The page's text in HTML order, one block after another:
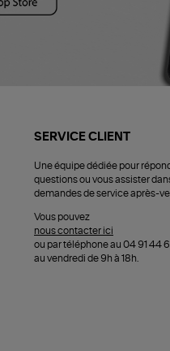
SERVICE CLIENT
Une équipe dédiée pour
questions ou vous assister
demandes de service après-
Vous pouvez
nous contacter ici
ou par téléphone au 04 91 44
au vendredi de 9h à 18h.